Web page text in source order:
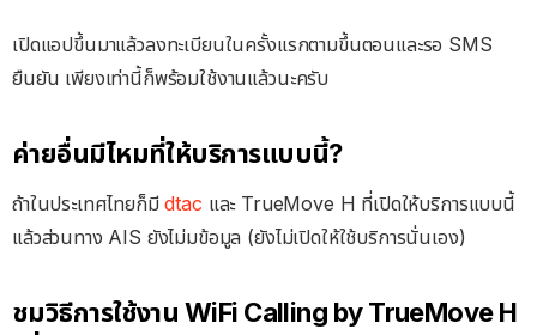
เปิดแอปขึ้นมาแล้วลงทะเบียนในครั้งแรกตามขึ้นตอนและรอ SMS
ยืนยัน เพียงเท่านี้ก็พร้อมใช้งานแล้วนะครับ
ค่ายอื่นมีไหมที่ให้บริการแบบนี้?
ถ้าในประเทศไทยก็มีdtac และ TrueMove H ที่เปิดให้บริการแบบนี้
แล้วส่วนทาง AIS ยังไม่มข้อมูล (ยังไม่เปิดให้ใช้บริการนั่นเอง)
ชมวิธีการใช้งาน WiFi Calling by TrueMove H